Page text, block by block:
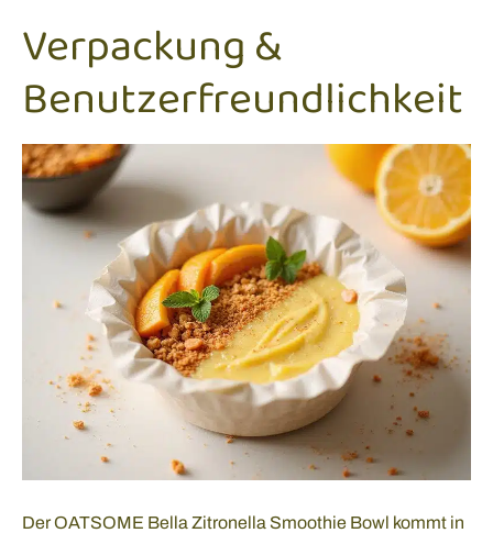
Verpackung &
Benutzerfreundlichkeit
Der OATSOME Bella Zitronella Smoothie Bowl kommt in